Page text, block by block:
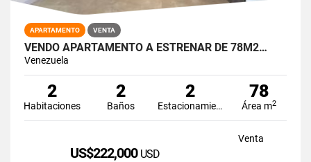
APARTAMENTO VENTA
VENDO APARTAMENTO A ESTRENAR DE 78M2…
Venezuela
2
Habitaciones
2
Baños
2
Estacionamiento
78
Área m2
Venta
US$222,000 USD